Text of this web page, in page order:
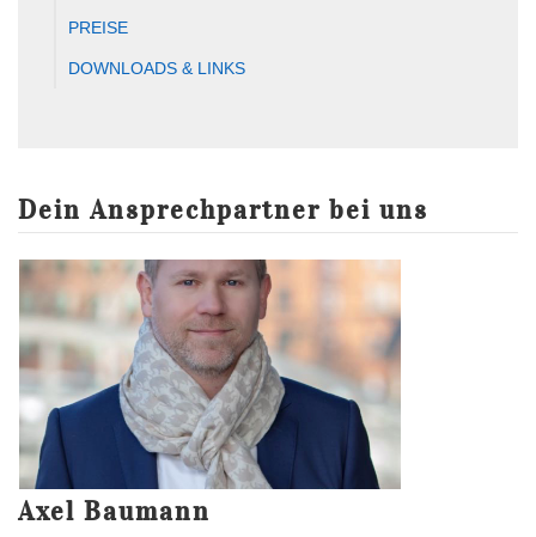
PREISE
DOWNLOADS & LINKS
Dein Ansprechpartner bei uns
Axel Baumann